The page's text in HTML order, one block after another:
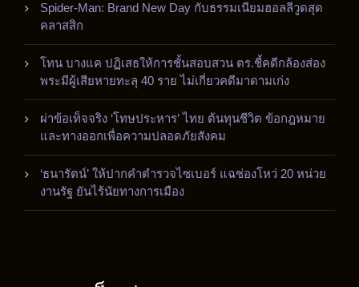
Spider-Man: Brand New Day กับธรรมเนียมฮอลลีวูดสุด
คลาสสิก
โทน บางแค ปฏิเสธให้การชั้นสอบสวน ตร.ชี้คดีกล้องส่อง
พระมีผู้เสียหายทะลุ 40 ราย ไม่เกี่ยวคดีมาดามเก่ง
ผ่าข้อเท็จจริง ‘โทษประหาร’ ไทย ต้นทุนชีวิต ข้อกฎหมาย
และทางออกเพื่อความปลอดภัยสังคม
‘ธนารัตน์’ ให้ปากคำตำรวจไซเบอร์ แฉช่องโหว่ 20 หน่วย
งานรัฐ ยันไร้นัยทางการเมือง